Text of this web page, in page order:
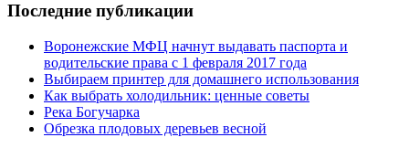
Последние публикации
Воронежские МФЦ начнут выдавать паспорта и
водительские права с 1 февраля 2017 года
Выбираем принтер для домашнего использования
Как выбрать холодильник: ценные советы
Река Богучарка
Обрезка плодовых деревьев весной